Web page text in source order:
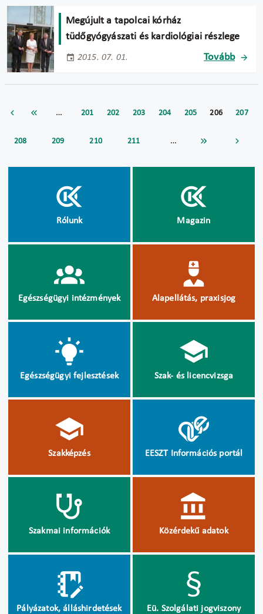
Megújult a tapolcai kórház
tüdőgyógyászati és kardiológiai részlege
2015. 07. 01. Tovább
… 201 202 203 204 205 206 207
208 209 210 211 …
Rólunk Magazin
Egészségügyi intézmények Alapellátás, praxisjog
Egészségügyi fejlesztések Szak- és licencvizsga
Szakképzés EESZT Információs portál
Szakmai információk Közérdekű adatok
Pályázatok, álláshirdetések Eü. Szolgálati jogviszony